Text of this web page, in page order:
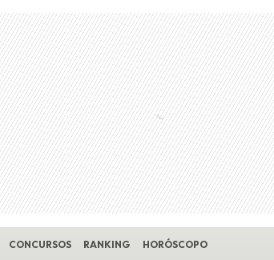
CONCURSOS RANKING HORÓSCOPO